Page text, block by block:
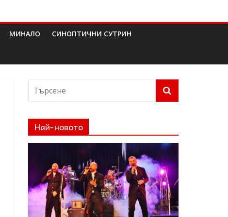
МИНАЛО СИНОПТИЧНИ СУТРИН
Най-новото